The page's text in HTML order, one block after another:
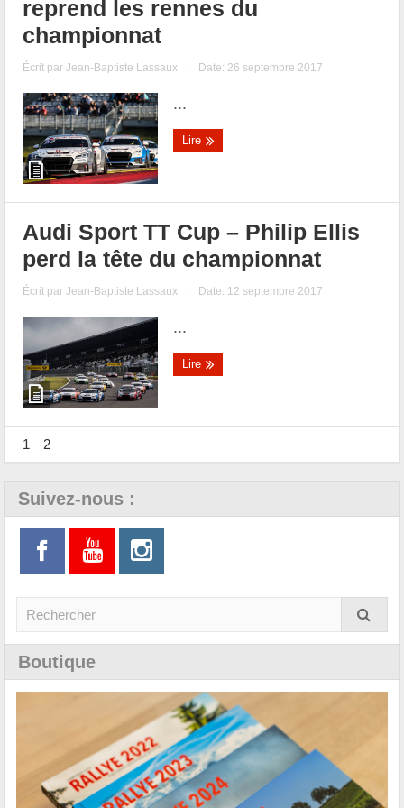
reprend les rennes du
championnat
Écrit parJean-Baptiste Lassaux | Date: 26 septembre 2017
...
Lire
Audi Sport TT Cup – Philip Ellis
perd la tête du championnat
Écrit parJean-Baptiste Lassaux | Date: 12 septembre 2017
...
Lire
1 2
Suivez-nous :
Boutique